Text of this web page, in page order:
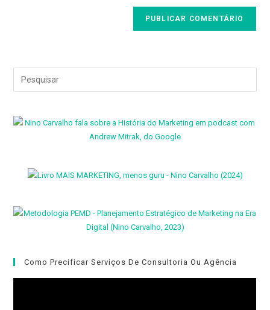
(opcional)
a
Como Precificar Serviços De Consultoria Ou Agência